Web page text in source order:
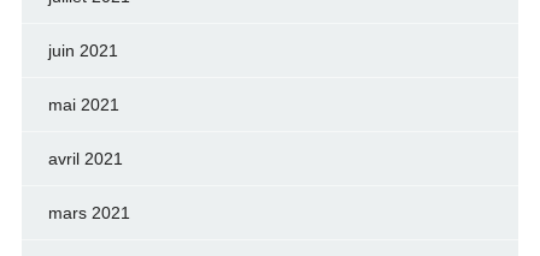
juin 2021
mai 2021
avril 2021
mars 2021